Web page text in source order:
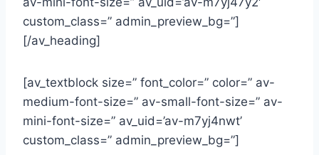
custom_class=” admin_preview_bg=”]
[/av_heading]
[av_textblock size=” font_color=” color=” av-
medium-font-size=” av-small-font-size=” av-
mini-font-size=” av_uid=’av-m7yj4nwt’
custom_class=” admin_preview_bg=”]